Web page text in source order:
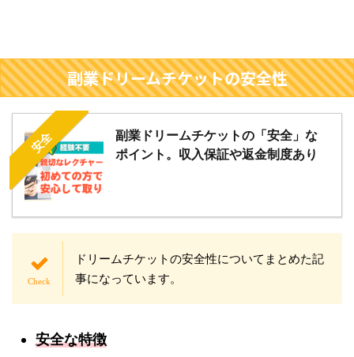
副業ドリームチケットの安全性
安全
副業ドリームチケットの「安全」な
ポイント。収入保証や返金制度あり
ドリームチケットの安全性についてまとめた記
事になっています。
安全な特徴